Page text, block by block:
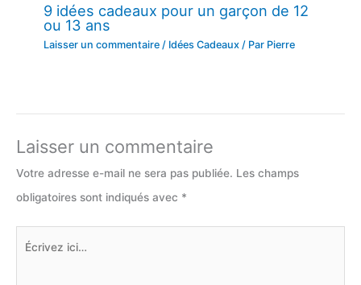
9 idées cadeaux pour un garçon de 12
ou 13 ans
Laisser un commentaire / Idées Cadeaux / Par Pierre
Laisser un commentaire
Votre adresse e-mail ne sera pas publiée. Les champs
obligatoires sont indiqués avec *